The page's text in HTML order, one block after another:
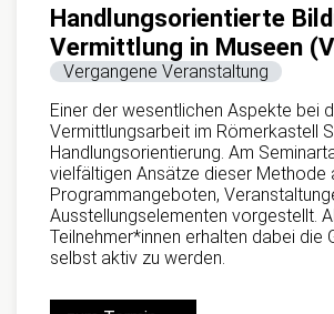
Handlungsorientierte
Vermittlung in Museen
Vergangene Veranstaltung
Einer der wesentlichen Aspekte bei
Vermittlungsarbeit im Römerkastell
Handlungsorientierung. Am
vielfältigen Ansätze dieser Methode
Programmangeboten,
Ausstellungselementen vorgestellt.
Teilnehmer*innen erhalten dabei die
selbst aktiv zu werden.